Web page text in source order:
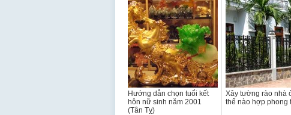
Hướng dẫn chọn tuổi kết
hôn nữ sinh năm 2001
(Tân Tỵ)
Xây tường rào nhà
thế nào hợp phong